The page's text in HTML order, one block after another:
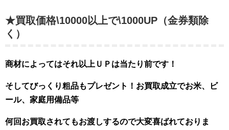
★買取価格\10000以上で\1000UP（金券類除
く）
商材によってはそれ以上ＵＰは当たり前です！
そしてびっくり粗品もプレゼント！お買取成立でお米、ビ
ール、家庭用備品等
何回お買取されてもお渡しするので大変喜ばれておりま